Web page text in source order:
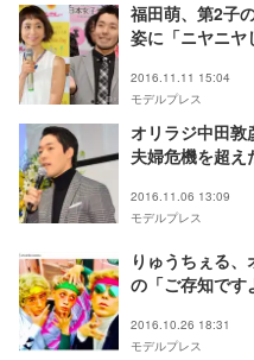
福田萌、第2子
姿に「ニヤニヤ
2016.11.11 15:04
モデルプレス
オリラジ中田
夫婦危機を超え
2016.11.06 13:09
モデルプレス
りゅうちぇる
の「ご存知です
2016.10.26 18:31
モデルプレス